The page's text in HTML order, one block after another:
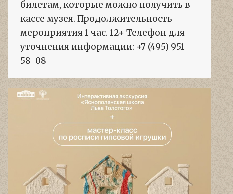
билетам, которые можно получить в
кассе музея. Продолжительность
мероприятия 1 час. 12+ Телефон для
уточнения информации: +7 (495) 951-
58-08